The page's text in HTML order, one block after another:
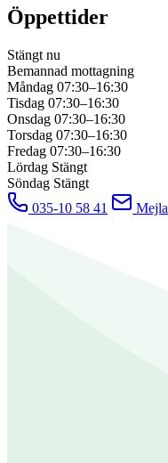
Öppettider
Stängt nu
Bemannad mottagning
Måndag 07:30–16:30
Tisdag 07:30–16:30
Onsdag 07:30–16:30
Torsdag 07:30–16:30
Fredag 07:30–16:30
Lördag Stängt
Söndag Stängt
035-10 58 41
Mejla